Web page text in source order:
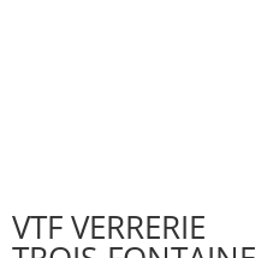
VTF VERRERIE